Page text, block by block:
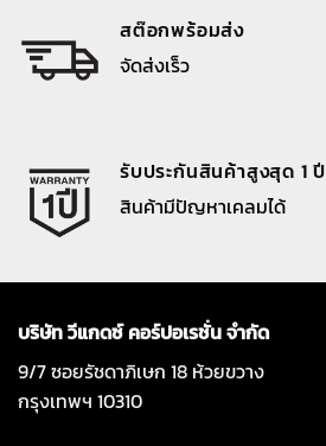
สต๊อกพร้อมส่ง
จัดส่งเร็ว
รับประกันสินค้าสูงสุด 1 ปี
สินค้ามีปัญหาเคลมได้
บริษัท วีแกดซ์ คอร์ปอเรชั่น จำกัด
9/7 ซอยรัชดาภิเษก 18 ห้วยขวาง
กรุงเทพฯ 10310